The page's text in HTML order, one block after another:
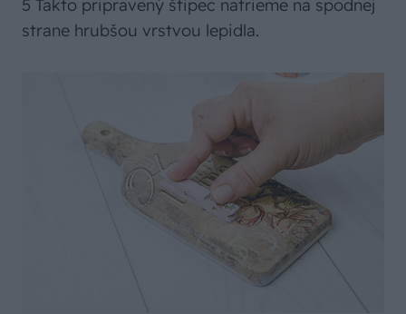
5 Takto pripravený štipec natrieme na spodnej
strane hrubšou vrstvou lepidla.